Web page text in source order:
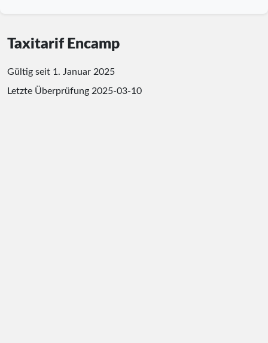
Taxitarif Encamp
Gültig seit 1. Januar 2025
Letzte Überprüfung 2025-03-10